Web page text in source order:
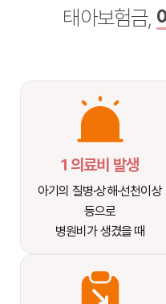
태아보험금,
1 의료비 발생
아기의 질병·상해·선천이상
등으로
병원비가 생겼을 때